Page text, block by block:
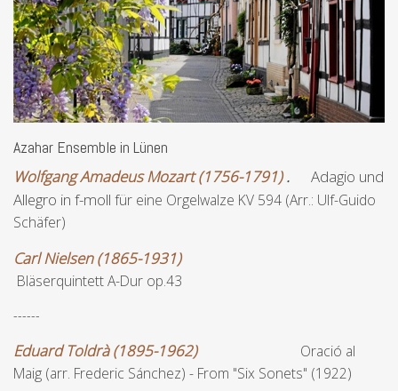
Azahar Ensemble in Lünen
Wolfgang Amadeus Mozart (1756-1791). Adagio und
Allegro in f-moll für eine Orgelwalze KV 594 (Arr.: Ulf-Guido
Schäfer)
Carl Nielsen (1865-1931)
Bläserquintett A-Dur op.43
------
Eduard Toldrà (1895-1962)
Oració al
Maig (arr. Frederic Sánchez) - From "Six Sonets" (1922)